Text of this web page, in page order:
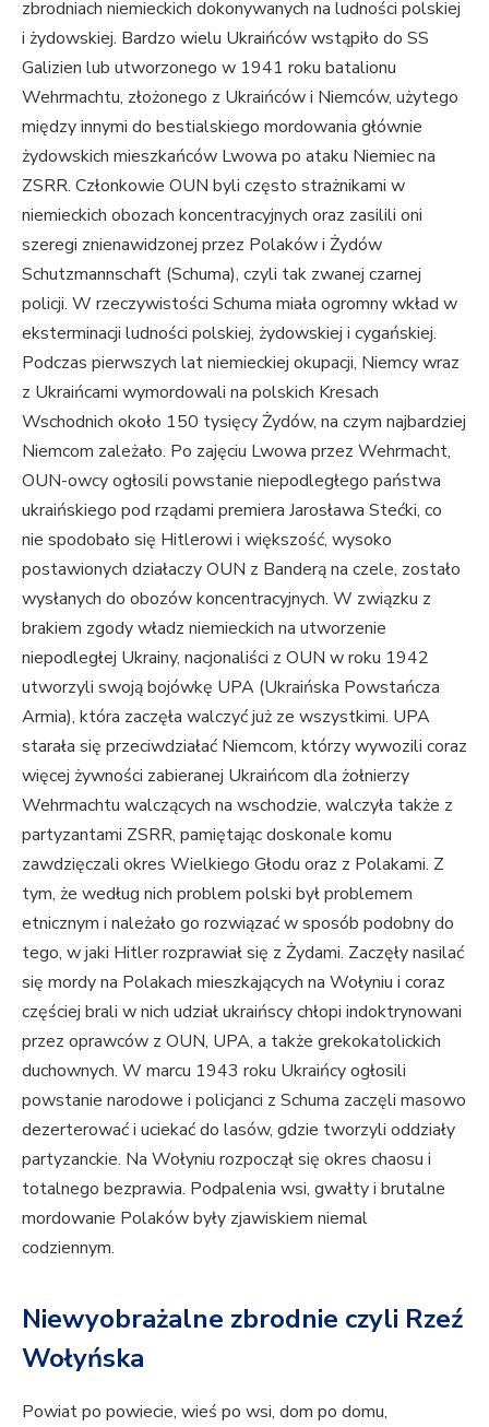
zbrodniach niemieckich dokonywanych na ludności polskiej
i żydowskiej. Bardzo wielu Ukraińców wstąpiło do SS
Galizien lub utworzonego w 1941 roku batalionu
Wehrmachtu, złożonego z Ukraińców i Niemców, użytego
między innymi do bestialskiego mordowania głównie
żydowskich mieszkańców Lwowa po ataku Niemiec na
ZSRR. Członkowie OUN byli często strażnikami w
niemieckich obozach koncentracyjnych oraz zasilili oni
szeregi znienawidzonej przez Polaków i Żydów
Schutzmannschaft (Schuma), czyli tak zwanej czarnej
policji. W rzeczywistości Schuma miała ogromny wkład w
eksterminacji ludności polskiej, żydowskiej i cygańskiej.
Podczas pierwszych lat niemieckiej okupacji, Niemcy wraz
z Ukraińcami wymordowali na polskich Kresach
Wschodnich około 150 tysięcy Żydów, na czym najbardziej
Niemcom zależało. Po zajęciu Lwowa przez Wehrmacht,
OUN-owcy ogłosili powstanie niepodległego państwa
ukraińskiego pod rządami premiera Jarosława Stećki, co
nie spodobało się Hitlerowi i większość, wysoko
postawionych działaczy OUN z Banderą na czele, zostało
wysłanych do obozów koncentracyjnych. W związku z
brakiem zgody władz niemieckich na utworzenie
niepodległej Ukrainy, nacjonaliści z OUN w roku 1942
utworzyli swoją bojówkę UPA (Ukraińska Powstańcza
Armia), która zaczęła walczyć już ze wszystkimi. UPA
starała się przeciwdziałać Niemcom, którzy wywozili coraz
więcej żywności zabieranej Ukraińcom dla żołnierzy
Wehrmachtu walczących na wschodzie, walczyła także z
partyzantami ZSRR, pamiętając doskonale komu
zawdzięczali okres Wielkiego Głodu oraz z Polakami. Z
tym, że według nich problem polski był problemem
etnicznym i należało go rozwiązać w sposób podobny do
tego, w jaki Hitler rozprawiał się z Żydami. Zaczęły nasilać
się mordy na Polakach mieszkających na Wołyniu i coraz
częściej brali w nich udział ukraińscy chłopi indoktrynowani
przez oprawców z OUN, UPA, a także grekokatolickich
duchownych. W marcu 1943 roku Ukraińcy ogłosili
powstanie narodowe i policjanci z Schuma zaczęli masowo
dezerterować i uciekać do lasów, gdzie tworzyli oddziały
partyzanckie. Na Wołyniu rozpoczął się okres chaosu i
totalnego bezprawia. Podpalenia wsi, gwałty i brutalne
mordowanie Polaków były zjawiskiem niemal
codziennym.
Niewyobrażalne zbrodnie czyli Rzeź
Wołyńska
Powiat po powiecie, wieś po wsi, dom po domu,